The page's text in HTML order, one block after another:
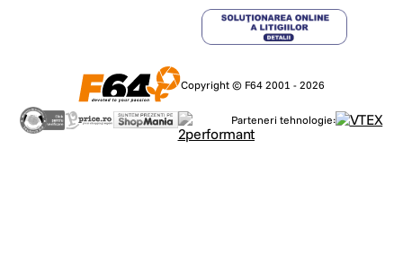
Copyright © F64 2001 - 2026
Parteneri tehnologie: